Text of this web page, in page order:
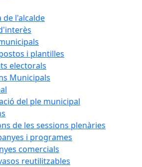
de l'alcalde
i plantilles
electorals
Municipals
del ple municipal
de les sessions plenàries
i programes
comercials
reutilitzables